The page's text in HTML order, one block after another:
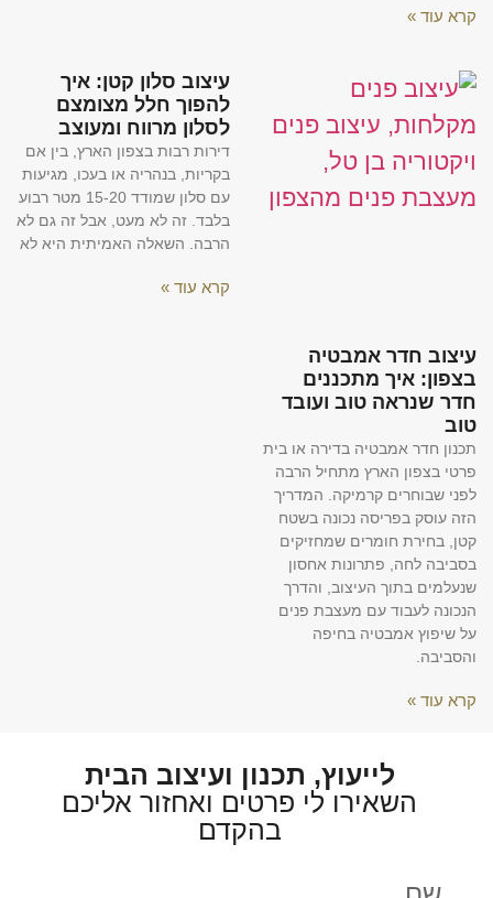
קרא עוד »
עיצוב חדר אמבטיה
בצפון: איך מתכננים
חדר שנראה טוב ועובד
טוב
תכנון חדר אמבטיה בדירה או בית
פרטי בצפון הארץ מתחיל הרבה
לפני שבוחרים קרמיקה. המדריך
הזה עוסק בפריסה נכונה בשטח
קטן, בחירת חומרים שמחזיקים
בסביבה לחה, פתרונות אחסון
שנעלמים בתוך העיצוב, והדרך
הנכונה לעבוד עם מעצבת פנים
על שיפוץ אמבטיה בחיפה
והסביבה.
קרא עוד »
עיצוב סלון קטן: איך
להפוך חלל מצומצם
לסלון מרווח ומעוצב
דירות רבות בצפון הארץ, בין אם
בקריות, בנהריה או בעכו, מגיעות
עם סלון שמודד 15-20 מטר רבוע
בלבד. זה לא מעט, אבל זה גם לא
הרבה. השאלה האמיתית היא לא
קרא עוד »
לייעוץ, תכנון ועיצוב הבית
השאירו לי פרטים ואחזור אליכם
בהקדם